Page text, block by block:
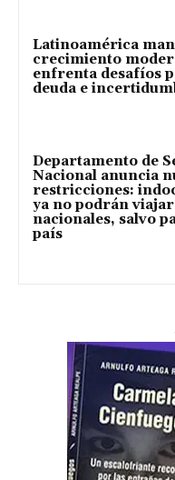
Latinoamérica
crecimiento
enfrenta desafíos
deuda e
Departamento de
Nacional anuncia
restricciones:
ya no podrán
nacionales, salvo
país